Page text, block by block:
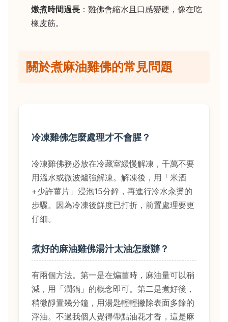
燉煮時間過長 ：雞佛會縮水且口感變硬，像在吃
橡皮筋。
關於煮麻油雞佛的常見問題
冷凍雞佛怎麼處理才不會腥？
冷凍雞佛務必放在冷藏室緩慢解凍，千萬不要
用溫水或微波爐強解凍。解凍後，用「米酒
+少許薑片」浸泡15分鐘，再進行冷水汆燙的
步驟。因為冷凍後鮮度已打折，前置處理要更
仔細。
煮好的麻油雞佛湯汁太油怎麼辦？
有兩個方法。第一是在煸薑時，麻油量可以稍
減，用「潤鍋」的概念即可。第二是煮好後，
稍微靜置幾分鐘，用湯匙輕輕撇除表面多餘的
浮油。不過我個人覺得帶點油花才香，這是麻